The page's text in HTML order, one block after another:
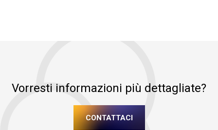
Vorresti informazioni più dettagliate?
CONTATTACI